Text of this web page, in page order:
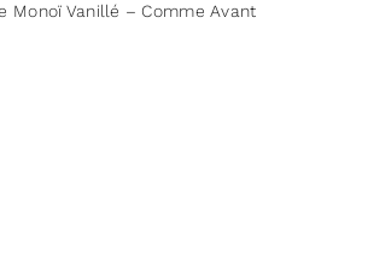
Monoï Vanillé – Comme Avant